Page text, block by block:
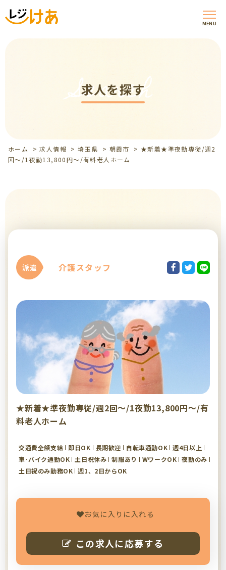
MENU
求人を探す
Search
ホーム >求人情報 >埼玉県 > 朝霞市 >★新着★準夜勤専従/週2
回～/1夜勤13,800円～/有料老人ホーム
派遣 介護スタッフ
★新着★準夜勤専従/週2回～/1夜勤13,800円～/有
料老人ホーム
交通費全額支給 即日OK 長期歓迎 自転車通勤OK
週4日以上
車･バイク通勤OK
土日祝休み 制服あり WワークOK
夜勤のみ
土日祝のみ勤務OK
週1、2日からOK
お気に入りに入れる
この求人に応募する